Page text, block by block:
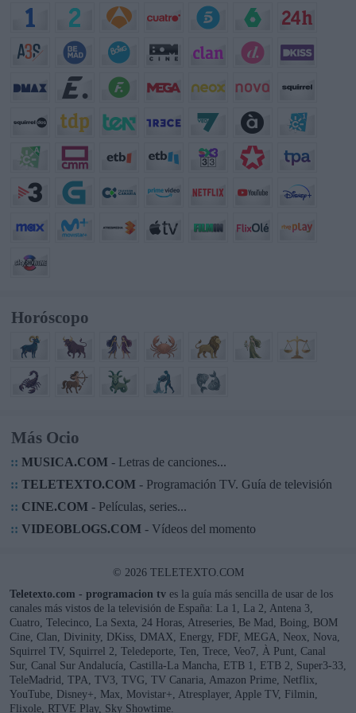
Horóscopo
Más Ocio
:: MUSICA.COM- Letras de canciones...
:: TELETEXTO.COM- Programación TV. Guía de televisión
:: CINE.COM- Películas, series...
:: VIDEOBLOGS.COM- Vídeos del momento
© 2026 TELETEXTO.COM
Teletexto.com - programacion tv es la guía más sencilla de usar de los
canales más vistos de la televisión de España: La 1, La 2, Antena 3,
Cuatro, Telecinco, La Sexta, 24 Horas, Atreseries, Be Mad, Boing, BOM
Cine, Clan, Divinity, DKiss, DMAX, Energy, FDF, MEGA, Neox, Nova,
Squirrel TV, Squirrel 2, Teledeporte, Ten, Trece, Veo7, À Punt, Canal
Sur, Canal Sur Andalucía, Castilla-La Mancha, ETB 1, ETB 2, Super3-33,
TeleMadrid, TPA, TV3, TVG, TV Canaria, Amazon Prime, Netflix,
YouTube, Disney+, Max, Movistar+, Atresplayer, Apple TV, Filmin,
Flixole, RTVE Play, Sky Showtime.